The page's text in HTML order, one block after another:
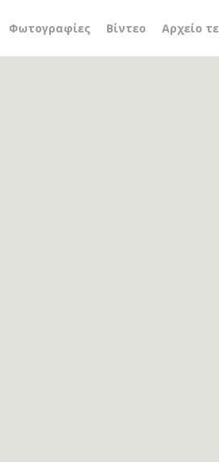
Φωτογραφίες Βίντεο Αρχείο
Αλεξάντερ